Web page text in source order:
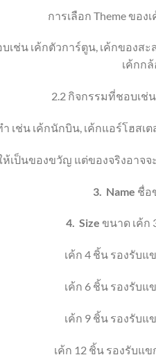
การเลือกTheme ของ
บเช่น เค้กตัวการ์ตูน, เค้กของสะ
เค้กกล้
2.2 กิจกรรมที่ชอบเช่
เช่น เค้กนักบิน, เค้กแอร์โฮสเต
เป็นของขวัญ แต่ของจริงอาจจ
3. Name ชื่อ
4. Size ขนาด เค้ก
เค้ก 4 ชิ้น รองรับแ
เค้ก 6 ชิ้น รองรับแ
เค้ก 9 ชิ้น รองรับแ
เค้ก 12 ชิ้น รองรับแ